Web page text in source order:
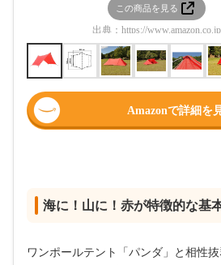
この商品を見る
出典： https://www.amazon.co.jp
Amazonで詳細を
海に！山に！赤が特徴的な基
ワンポールテント「パンダ」と相性